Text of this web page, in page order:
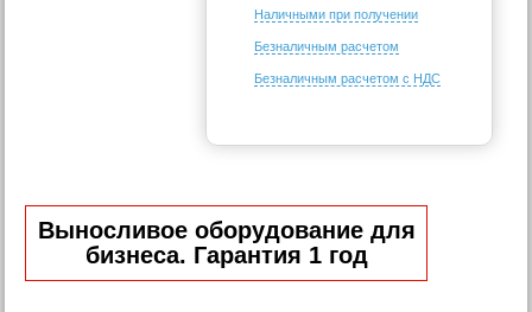
Наличными при получении
Безналичным расчетом
Безналичным расчетом с НДС
Выносливое оборудование для
бизнеса. Гарантия 1 год